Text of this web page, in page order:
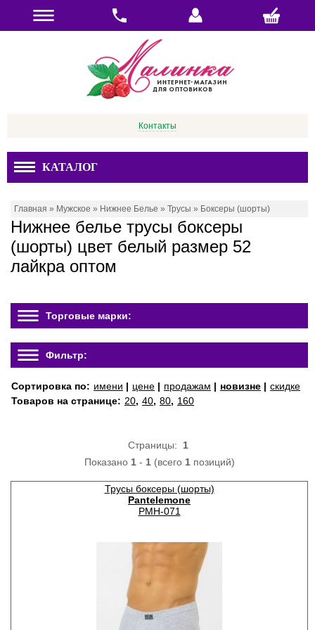
Контакты
КАТАЛОГ
Главная » Мужское » Нижнее Белье » Трусы » Боксеры (шорты)
Нижнее белье трусы боксеры
(шорты) цвет белый размер 52
лайкра оптом
Торговые марки:
Фильтр:
Сортировка по: имени | цене | продажам | новизне | скидке
Товаров на странице: 20, 40, 80, 160
Страницы: 1
Показано 1- 1(всего 1позиций)
Трусы боксеры (шорты)
Pantelemone
PMH-071